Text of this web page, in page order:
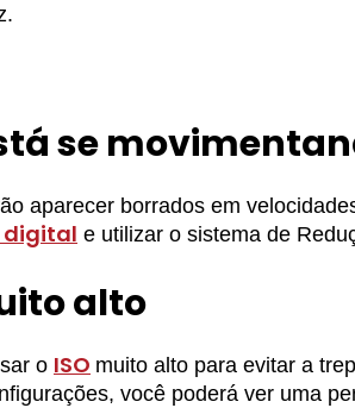
se
aparecer borrados em
digital e utilizar o sistema de
alto
o ISO muito alto para evitar a
você poderá ver uma